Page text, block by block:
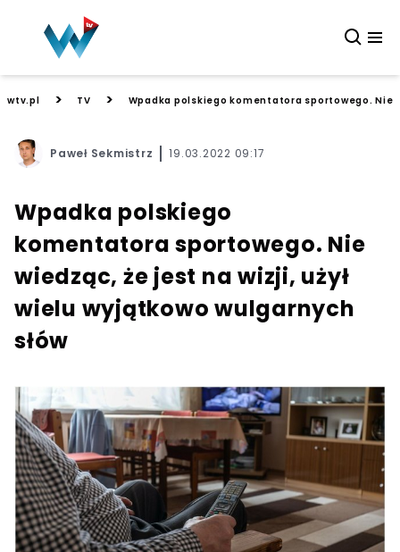
wtv.pl > TV > Wpadka polskiego komentatora sportowego. Nie
Paweł Sekmistrz 19.03.2022 09:17
Wpadka polskiego
komentatora sportowego. Nie
wiedząc, że jest na wizji, użył
wielu wyjątkowo wulgarnych
słów